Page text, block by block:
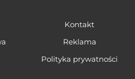
Kontakt
Reklama
Polityka prywatności